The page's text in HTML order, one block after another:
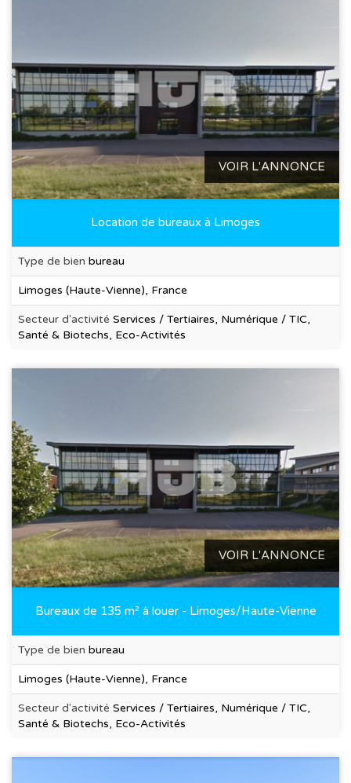
VOIR L'ANNONCE
Location de bureaux à Limoges
Type de bien bureau
Limoges (Haute-Vienne), France
Secteur d'activité Services / Tertiaires, Numérique / TIC,
Santé & Biotechs, Eco-Activités
VOIR L'ANNONCE
Bureaux de 135 m² à louer - Limoges/Haute-Vienne
Type de bien bureau
Limoges (Haute-Vienne), France
Secteur d'activité Services / Tertiaires, Numérique / TIC,
Santé & Biotechs, Eco-Activités